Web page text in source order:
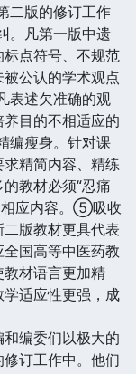
版的修订工作
。凡第一版中遗
点符号、不规范
公认的学术观点
表述欠准确的观
目的不相适应的
编瘦身。针对课
精简内容、精练
教材必须“忍痛
应内容。⑤吸收
版教材更具代表
国高等中医药教
材语言更加精
适应性更强，成
编委们以极大的
订工作中。他们